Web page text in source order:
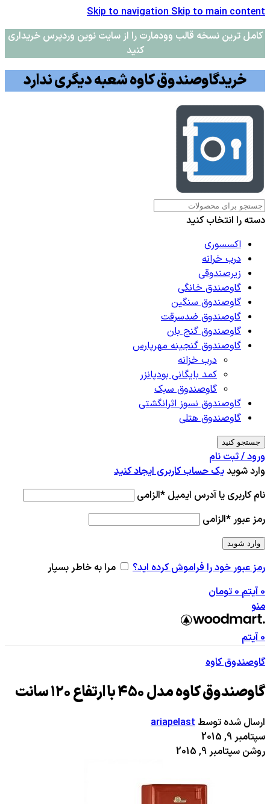
Skip to navigationSkip to main content
کامل ترین نسخه قالب وودمارت را از سایت نوین وردپرس خریداری
کنید
خریدگاوصندوق کاوه شعبه دیگری ندارد
دسته را انتخاب کنید
اکسسوری
درب خرانه
زیرصندوقی
گاوصندق خانگی
گاوصندوق سنگین
گاوصندوق ضدسرقت
گاوصندوق گنج بان
گاوصندوق گنجینه مهرپارس
درب خزانه
کمد بایگانی بودپانزر
گاوصندوق سبک
گاوصندوق نسوز اثرانگشتی
گاوصندوق هتلی
جستجو کنید
ورود / ثبت نام
وارد شویدیک حساب کاربری ایجاد کنید
نام کاربری یا آدرس ایمیل *الزامی
رمز عبور*الزامی
وارد شوید
رمز عبور خود را فراموش کرده اید؟
مرا به خاطر بسپار
0آیتم 0تومان
منو
0آیتم
گاوصندوق کاوه
گاوصندوق کاوه مدل 450 با ارتفاع 120 سانت
ارسال شده توسط ariapelast
سپتامبر 9, 2015
روشن سپتامبر 9, 2015